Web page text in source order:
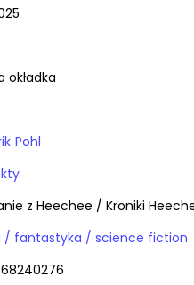
okładka
Pohl
z Heechee / Kroniki
Książki / fantastyka / science fiction